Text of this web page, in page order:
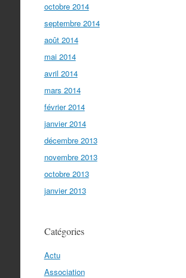
octobre 2014
septembre 2014
août 2014
mai 2014
avril 2014
mars 2014
février 2014
janvier 2014
décembre 2013
novembre 2013
octobre 2013
janvier 2013
Catégories
Actu
Association